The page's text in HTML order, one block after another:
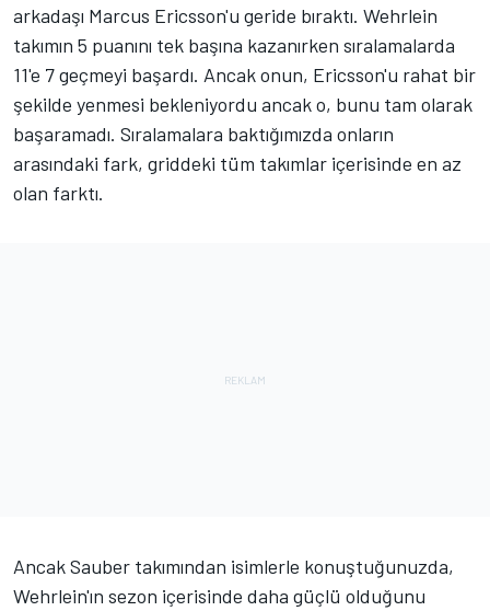
arkadaşı Marcus Ericsson'u geride bıraktı. Wehrlein
takımın 5 puanını tek başına kazanırken sıralamalarda
11'e 7 geçmeyi başardı. Ancak onun, Ericsson'u rahat bir
şekilde yenmesi bekleniyordu ancak o, bunu tam olarak
başaramadı. Sıralamalara baktığımızda onların
arasındaki fark, griddeki tüm takımlar içerisinde en az
olan farktı.
Ancak Sauber takımından isimlerle konuştuğunuzda,
Wehrlein'ın sezon içerisinde daha güçlü olduğunu